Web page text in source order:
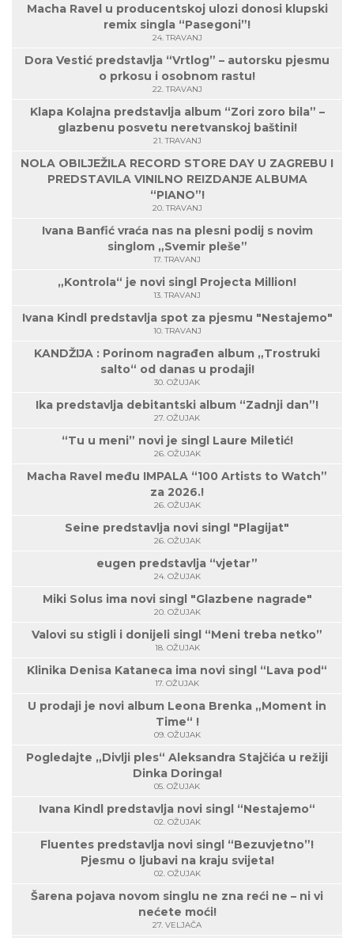
Macha Ravel u producentskoj ulozi donosi klupski
remix singla “Pasegoni”!
24. TRAVANJ
Dora Vestić predstavlja “Vrtlog” – autorsku pjesmu
o prkosu i osobnom rastu!
22. TRAVANJ
Klapa Kolajna predstavlja album “Zori zoro bila” –
glazbenu posvetu neretvanskoj baštini!
21. TRAVANJ
NOLA OBILJEŽILA RECORD STORE DAY U ZAGREBU I
PREDSTAVILA VINILNO REIZDANJE ALBUMA
“PIANO”!
20. TRAVANJ
Ivana Banfić vraća nas na plesni podij s novim
singlom „Svemir pleše”
17. TRAVANJ
„Kontrola“ je novi singl Projecta Million!
13. TRAVANJ
Ivana Kindl predstavlja spot za pjesmu "Nestajemo"
10. TRAVANJ
KANDŽIJA : Porinom nagrađen album „Trostruki
salto“ od danas u prodaji!
30. OŽUJAK
Ika predstavlja debitantski album “Zadnji dan”!
27. OŽUJAK
“Tu u meni” novi je singl Laure Miletić!
26. OŽUJAK
Macha Ravel među IMPALA “100 Artists to Watch”
za 2026.!
26. OŽUJAK
Seine predstavlja novi singl "Plagijat"
26. OŽUJAK
eugen predstavlja “vjetar”
24. OŽUJAK
Miki Solus ima novi singl "Glazbene nagrade"
20. OŽUJAK
Valovi su stigli i donijeli singl “Meni treba netko”
18. OŽUJAK
Klinika Denisa Kataneca ima novi singl “Lava pod“
17. OŽUJAK
U prodaji je novi album Leona Brenka „Moment in
Time“ !
09. OŽUJAK
Pogledajte „Divlji ples“ Aleksandra Stajčića u režiji
Dinka Doringa!
05. OŽUJAK
Ivana Kindl predstavlja novi singl “Nestajemo“
02. OŽUJAK
Fluentes predstavlja novi singl “Bezuvjetno”!
Pjesmu o ljubavi na kraju svijeta!
02. OŽUJAK
Šarena pojava novom singlu ne zna reći ne – ni vi
nećete moći!
27. VELJAČA